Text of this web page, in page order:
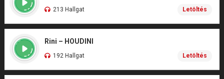
213 Hallgat Letöltés
Rini – HOUDINI
192 Hallgat Letöltés